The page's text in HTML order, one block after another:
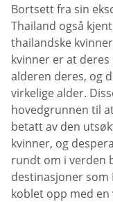
Bortsett fra sin
Thailand også
thailandske
kvinner er at
alderen deres, og
virkelige alder.
hovedgrunnen til
betatt av den
kvinner, og
rundt om i verden
destinasjoner som
koblet opp med en